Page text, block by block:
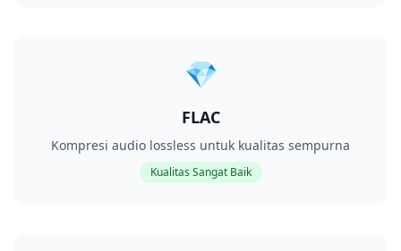
💎
FLAC
Kompresi audio lossless untuk kualitas sempurna
Kualitas Sangat Baik